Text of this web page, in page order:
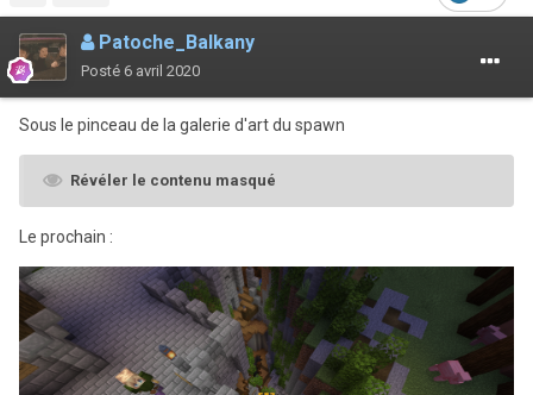
Patoche_Balkany
Posté 6 avril 2020
Sous le pinceau de la galerie d'art du spawn
Révéler le contenu masqué
Le prochain :